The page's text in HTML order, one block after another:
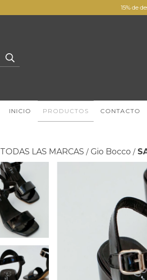
15% de
INICIO PRODUCTOS CONTACTO
TODAS LAS MARCAS / Gio Bocco /